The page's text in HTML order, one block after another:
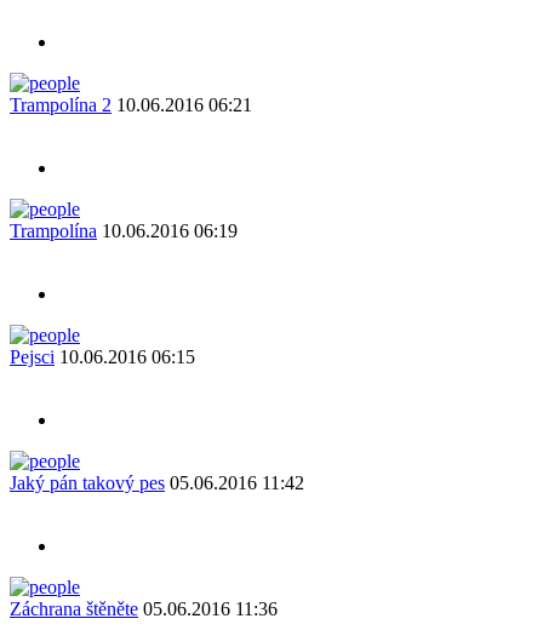
Trampolína 2 10.06.2016 06:21
Trampolína 10.06.2016 06:19
Pejsci 10.06.2016 06:15
Jaký pán takový pes 05.06.2016 11:42
Záchrana štěněte 05.06.2016 11:36